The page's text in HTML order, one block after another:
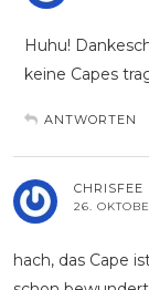
Huhu!
keine Capes
ANTWORTEN
CHRISFEE
26.
hach, das Cape